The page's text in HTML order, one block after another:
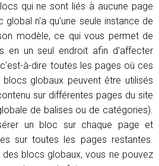
qui ne sont liés à aucune page
global n'a qu'une seule instance de
modèle, ce qui vous permet de
en un seul endroit afin d'affecter
à-dire toutes les pages où ces
globaux peuvent être utilisés
sur différentes pages du site
de balises ou de catégories).
un bloc sur chaque page et
sur toutes les pages restantes.
blocs globaux, vous ne pouvez